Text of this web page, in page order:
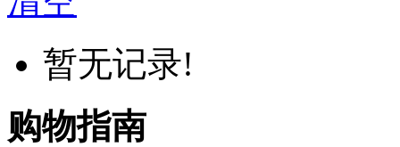
暂无记录!
购物指南